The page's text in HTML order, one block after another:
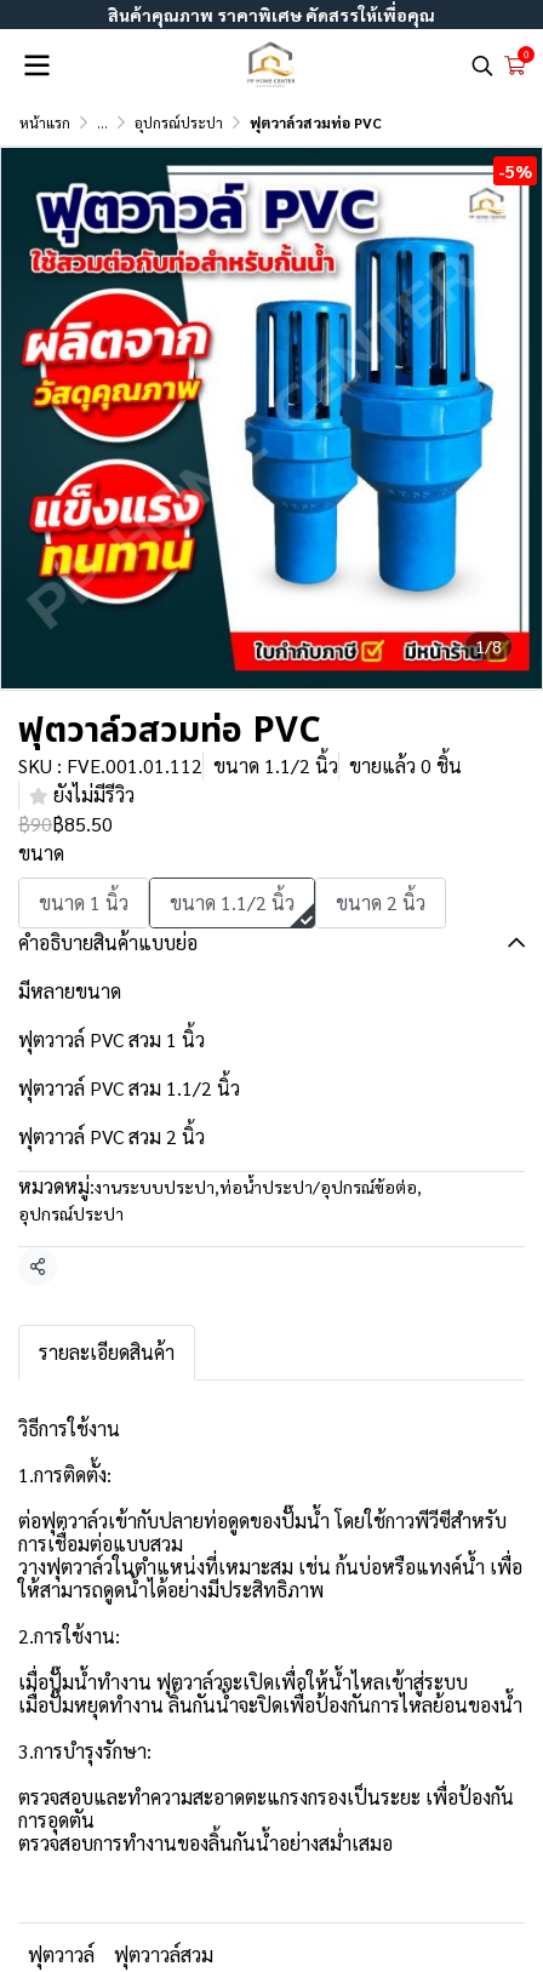
สินค้าคุณภาพ ราคาพิเศษ คัดสรรให้เพื่อคุณ
0
หน้าแรก ... อุปกรณ์ประปา ฟุตวาล์วสวมท่อ PVC
1/8
-5%
ฟุตวาล์วสวมท่อ PVC
SKU : FVE.001.01.112 ขนาด 1.1/2 นิ้ว ขายแล้ว 0 ชิ้น
ยังไม่มีรีวิว
฿90฿85.50
ขนาด
ขนาด 1 นิ้ว
ขนาด 1.1/2 นิ้ว
ขนาด 2 นิ้ว
คำอธิบายสินค้าแบบย่อ
มีหลายขนาด
ฟุตวาวล์ PVC สวม 1 นิ้ว
ฟุตวาวล์ PVC สวม 1.1/2 นิ้ว
ฟุตวาวล์ PVC สวม 2 นิ้ว
หมวดหมู่:งานระบบประปา,ท่อน้ำประปา/อุปกรณ์ข้อต่อ,
อุปกรณ์ประปา
แชร์
รายละเอียดสินค้า
วิธีการใช้งาน
1.การติดตั้ง:
ต่อฟุตวาล์วเข้ากับปลายท่อดูดของปั๊มน้ำ โดยใช้กาวพีวีซีสำหรับ
การเชื่อมต่อแบบสวม
วางฟุตวาล์วในตำแหน่งที่เหมาะสม เช่น ก้นบ่อหรือแทงค์น้ำ เพื่อ
ให้สามารถดูดน้ำได้อย่างมีประสิทธิภาพ
2.การใช้งาน:
เมื่อปั๊มน้ำทำงาน ฟุตวาล์วจะเปิดเพื่อให้น้ำไหลเข้าสู่ระบบ
เมื่อปั๊มหยุดทำงาน ลิ้นกันน้ำจะปิดเพื่อป้องกันการไหลย้อนของน้ำ
3.การบำรุงรักษา:
ตรวจสอบและทำความสะอาดตะแกรงกรองเป็นระยะ เพื่อป้องกัน
การอุดตัน
ตรวจสอบการทำงานของลิ้นกันน้ำอย่างสม่ำเสมอ
ฟุตวาวล์ ฟุตวาวล์สวม